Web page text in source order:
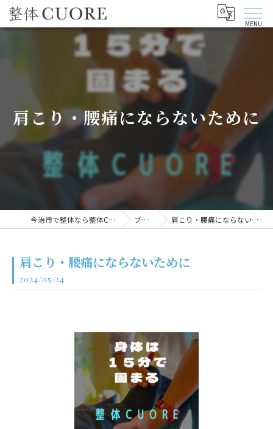
肩こり・腰痛にならないために
今治市で整体なら整体CUORE ブログ 肩こり・腰痛にならないために
肩こり・腰痛にならないために
2024/05/24